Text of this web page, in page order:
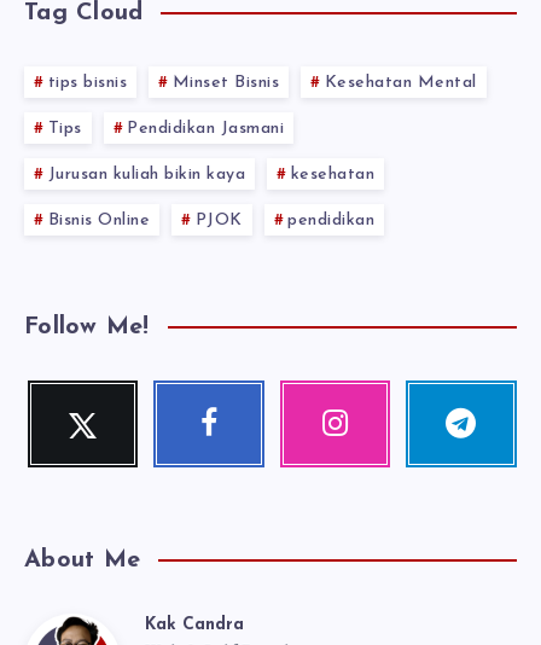
Tag Cloud
tips bisnis Minset Bisnis Kesehatan Mental
Tips Pendidikan Jasmani
Jurusan kuliah bikin kaya kesehatan
Bisnis Online PJOK pendidikan
Follow Me!
Twitter
Follow
Facebook Instagram Telegram
Follow
About Me
Kak Candra